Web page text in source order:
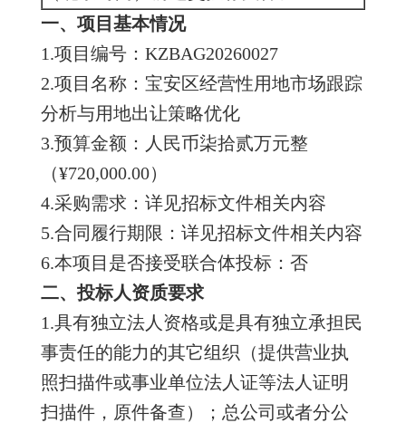
一、项目基本情况
1.项目编号：KZBAG20260027
2.项目名称：宝安区经营性用地市场跟踪
分析与用地出让策略优化
3.预算金额：人民币柒拾贰万元整
（¥720,000.00）
4.采购需求：详见招标文件相关内容
5.合同履行期限：详见招标文件相关内容
6.本项目是否接受联合体投标：否
二、 投标人资质要求
1.具有独立法人资格或是具有独立承担民
事责任的能力的其它组织（提供营业执
照扫描件或事业单位法人证等法人证明
扫描件，原件备查）；总公司或者分公